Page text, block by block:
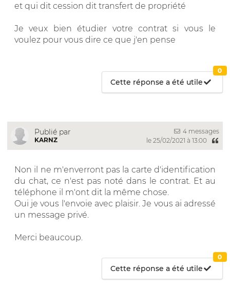
et qui dit cession dit transfert de propriété
Je veux bien étudier votre contrat si vous le
voulez pour vous dire ce que j'en pense
Cette réponse a été utile
0
Publié par
KARNZ
4 messages
le 25/02/2021 à 13:00
Non il ne m'enverront pas la carte d'identification
du chat, ce n'est pas noté dans le contrat. Et au
téléphone il m'ont dit la même chose.
Oui je vous l'envoie avec plaisir. Je vous ai adressé
un message privé.
Merci beaucoup.
Cette réponse a été utile
0